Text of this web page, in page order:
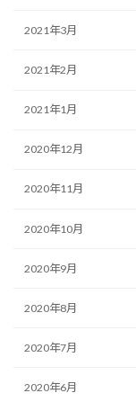
2021年3月
2021年2月
2021年1月
2020年12月
2020年11月
2020年10月
2020年9月
2020年8月
2020年7月
2020年6月